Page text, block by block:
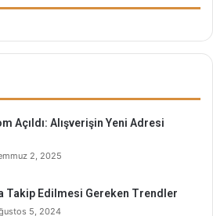
Açıldı: Alışverişin Yeni Adresi
2, 2025
Takip Edilmesi Gereken Trendler
5, 2024